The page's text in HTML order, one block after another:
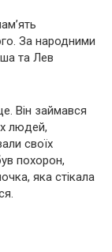
За народними
та Лев
Він займався
людей,
своїх
похорон,
яка стікала